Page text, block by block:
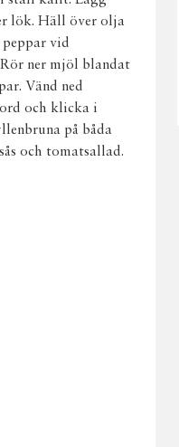
lök. Häll över olja
vid
ner mjöl blandat
Vänd ned
och klicka i
på båda
och tomatsallad.